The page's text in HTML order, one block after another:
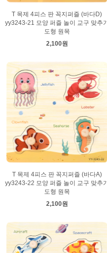
T 목제 4피스 판 꼭지퍼즐 (바다D)
yy3243-21 모양 퍼즐 놀이 교구 맞추기
도형 원목
2,100원
T 목제 4피스 판 꼭지퍼즐 (바다A)
yy3243-22 모양 퍼즐 놀이 교구 맞추기
도형 원목
2,100원